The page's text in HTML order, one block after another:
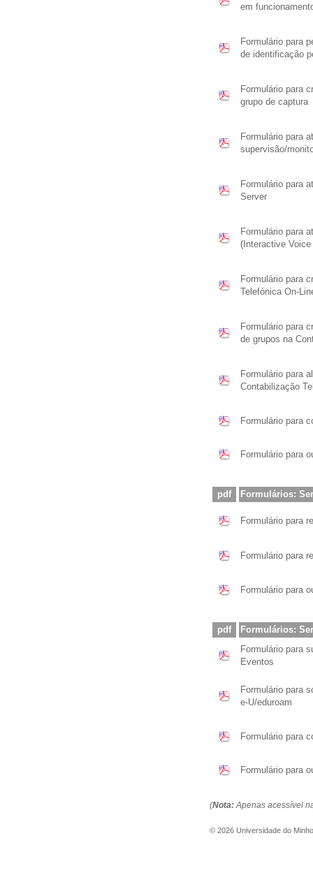
em
Formulário para
de identificação
Formulário para
grupo de captura
Formulário para
supervisão/
Formulário para
Server
Formulário para
(Interactive
Formulário para
Telefónica On-
Formulário para
de grupos na
Formulário para
Contabilização
Formulário para
Formulário para
pdf Formulários:
Formulário para
Formulário para
Formulário para
pdf
Formulários:
Formulário para
Eventos
Formulário para
e-U/eduroam
Formulário para
Formulário para
(Nota:Apenas acessível
© 2026 Universidade do